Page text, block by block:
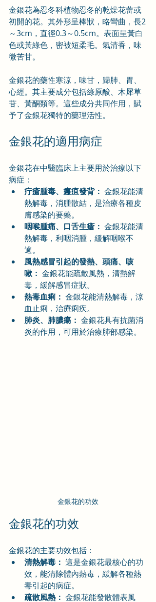
金銀花為忍冬科植物忍冬的乾燥花蕾或
初開的花。其外形呈棒狀，略彎曲，長2
～3cm，直徑0.3～0.5cm。表面呈黃白
色或黃綠色，密被短柔毛。氣清香，味
微苦甘。
金銀花的藥性寒涼，味甘，歸肺、胃、
心經。其主要成分包括綠原酸、木犀草
苷、黃酮類等。這些成分共同作用，賦
予了金銀花獨特的藥理活性。
金銀花的適用病症
金銀花在中醫臨床上主要用於治療以下
病症：
疔瘡腫毒、癰疽發背： 金銀花能清
熱解毒，消腫散結，是治療各種皮
膚感染的要藥。
咽喉腫痛、口舌生瘡： 金銀花能清
熱解毒，利咽消腫，緩解咽喉不
適。
風熱感冒引起的發熱、頭痛、咳
嗽： 金銀花能疏散風熱，清熱解
毒，緩解感冒症狀。
熱毒血痢： 金銀花能清熱解毒，涼
血止痢，治療痢疾。
肺炎、肺膿瘍： 金銀花具有抗菌消
炎的作用，可用於治療肺部感染。
金銀花的功效
金銀花的功效
金銀花的主要功效包括：
清熱解毒： 這是金銀花最核心的功
效，能清除體內熱毒，緩解各種熱
毒引起的病症。
疏散風熱： 金銀花能發散體表風